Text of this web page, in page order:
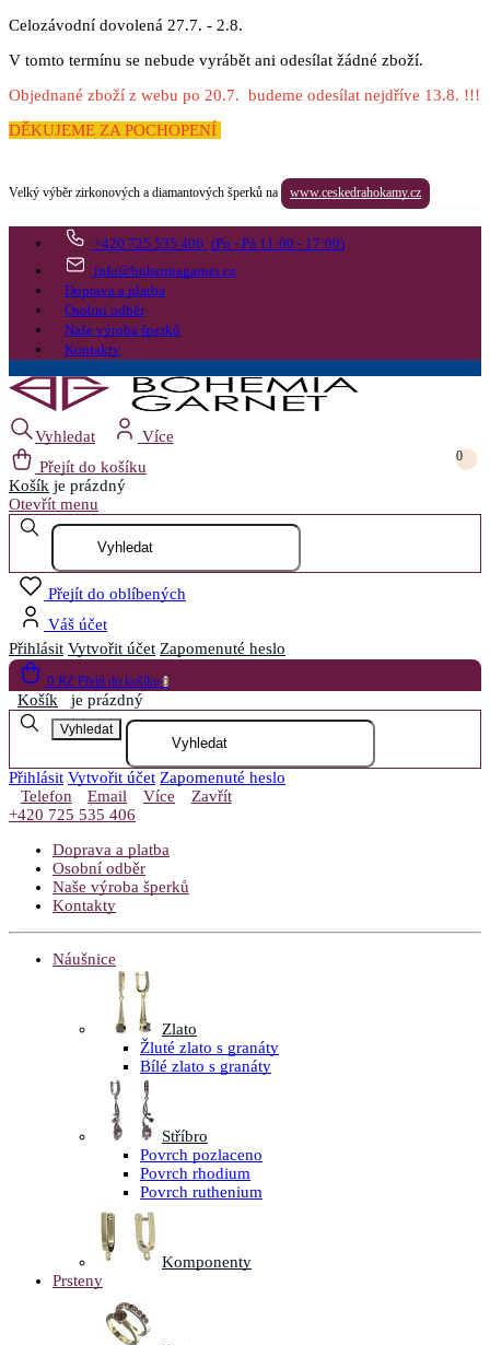
Celozávodní dovolená 27.7. - 2.8.
V tomto termínu se nebude vyrábět ani odesílat žádné zboží.
Objednané zboží z webu po 20.7. budeme odesílat nejdříve 13.8. !!!
DĚKUJEME ZA POCHOPENÍ
Velký výběr zirkonových a diamantových šperků na www.ceskedrahokamy.cz
+420 725 535 406 (Po - Pá 11:00 - 17:00)
info@bohemiagarnet.cz
Doprava a platba
Osobní odběr
Naše výroba šperků
Kontakty
Vyhledat
Více
Přejít do košíku
0
Košík je prázdný
Otevřít menu
Přejít do oblíbených
Váš účet
Přihlásit Vytvořit účet Zapomenuté heslo
0 Kč Přejít do košíku 0
Košík je prázdný
Vyhledat
Přihlásit Vytvořit účet Zapomenuté heslo
Telefon
Email Více
Zavřít
+420 725 535 406
Doprava a platba
Osobní odběr
Naše výroba šperků
Kontakty
Náušnice
Zlato
Žluté zlato s granáty
Bílé zlato s granáty
Stříbro
Povrch pozlaceno
Povrch rhodium
Povrch ruthenium
Komponenty
Prsteny